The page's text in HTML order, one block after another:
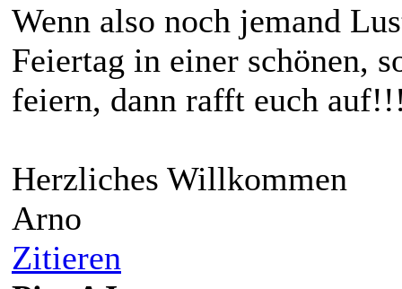
Wenn also noch jemand
Feiertag in einer schönen,
feiern, dann rafft euch
Herzliches Willkommen
Arno
Zitieren